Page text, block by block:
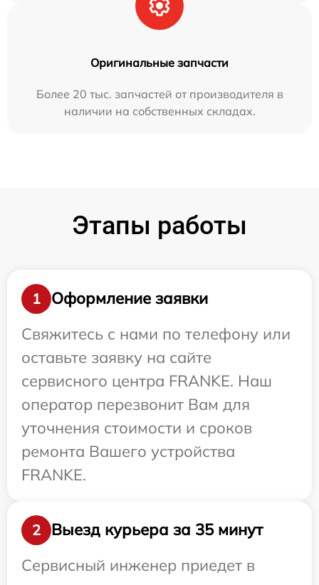
Оригинальные запчасти
Более 20 тыс. запчастей от производителя в
наличии на собственных складах.
Этапы работы
1
Оформление заявки
Свяжитесь с нами по телефону или
оставьте заявку на сайте
сервисного центра FRANKE. Наш
оператор перезвонит Вам для
уточнения стоимости и сроков
ремонта Вашего устройства
FRANKE.
2
Выезд курьера за 35 минут
Сервисный инженер приедет в